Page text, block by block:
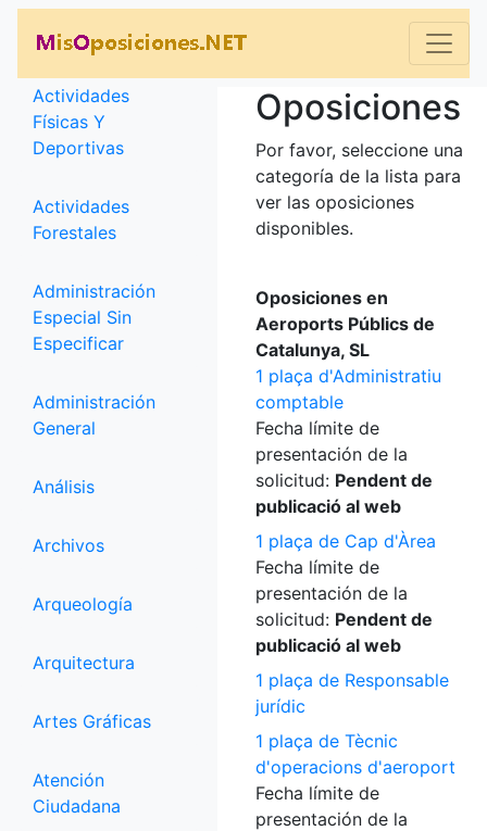
Categorías
Actividades
Físicas Y
Deportivas
Actividades
Forestales
Administración
Especial Sin
Especificar
Administración
General
Análisis
Archivos
Arqueología
Arquitectura
Artes Gráficas
Atención
Ciudadana
Oposiciones
Por favor, seleccione una
categoría de la lista para
ver las oposiciones
disponibles.
Oposiciones en
Aeroports Públics de
Catalunya, SL
1 plaça d'Administratiu
comptable
Fecha límite de
presentación de la
solicitud: Pendent de
publicació al web
1 plaça de Cap d'Àrea
Fecha límite de
presentación de la
solicitud: Pendent de
publicació al web
1 plaça de Responsable
jurídic
1 plaça de Tècnic
d'operacions d'aeroport
Fecha límite de
presentación de la